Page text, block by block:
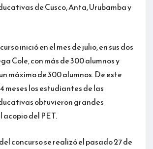
de Cusco, Anta, Urubamba y
inició en el mes de julio, en sus dos
Cole, con más de 300 alumnos y
máximo de 300 alumnos. De este
meses los estudiantes de las
obtuvieron grandes
acopio del PET.
concurso se realizó el pasado 27 de